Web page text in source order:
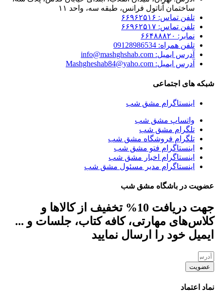
ساختمان آناتول فرانس، طبقه سه، واحد ۱۱
تلفن تماس: ۶۶۹۶۲۵۱۶
تلفن تماس: ۶۶۹۶۲۵۱۷
نمابر: ۶۶۴۸۸۸۲۰
تلفن همراه: 09128986534
آدرس ایمیل: info@mashghshab.com
آدرس ایمیل: Mashgheshab84@yaho.com
شبکه های اجتماعی
اینستاگرام مشق شب
واتساپ مشق شب
تلگرام مشق شب
تلگرام فروشگاه مشق شب
اینستاگرام فتو مشق شب
اینستاگرام اخبار مشق شب
اینستاگرام مدیر مسئول مشق شب
عضویت در باشگاه مشق شب
جهت دریافت 10% تخفیف از کالاها و
کلاس‌های مهارتی، کافه کتاب، جلسات و ...
ایمیل خود را ارسال نمایید
عضویت
نماد اعتماد